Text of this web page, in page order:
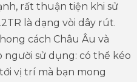
rất thuận tiện khi sử
là dạng vòi dây rút.
cách Châu Âu và
người sử dụng: có thể kéo
vị trí mà bạn mong